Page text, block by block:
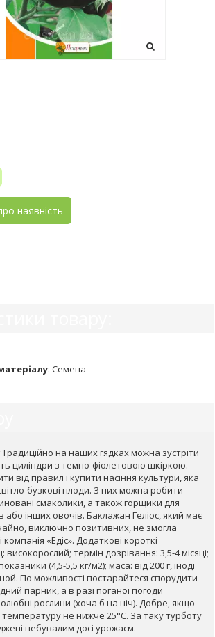
наявність
: Семена
Традиційно на наших гядках можна зустріти
циліндри з темно-фіолетовою шкіркою.
від правил і купити насіння культури, яка
бузкові плоди. З них можна робити
смаколики, а також горщики для
або інших овочів. Баклажан Геліос, який має
виключно позитивних, не змогла
«Едіс». Додаткові короткі
термін дозрівання: 3,5-4 місяці;
(4,5-5,5 кг/м2); маса: від 200 г, іноді
По можливості постарайтеся спорудити
парник, а в разі поганої погоди
рослини (хоча б на ніч). Добре, якщо
не нижче 25°С. За таку турботу
небувалим досі урожаєм.